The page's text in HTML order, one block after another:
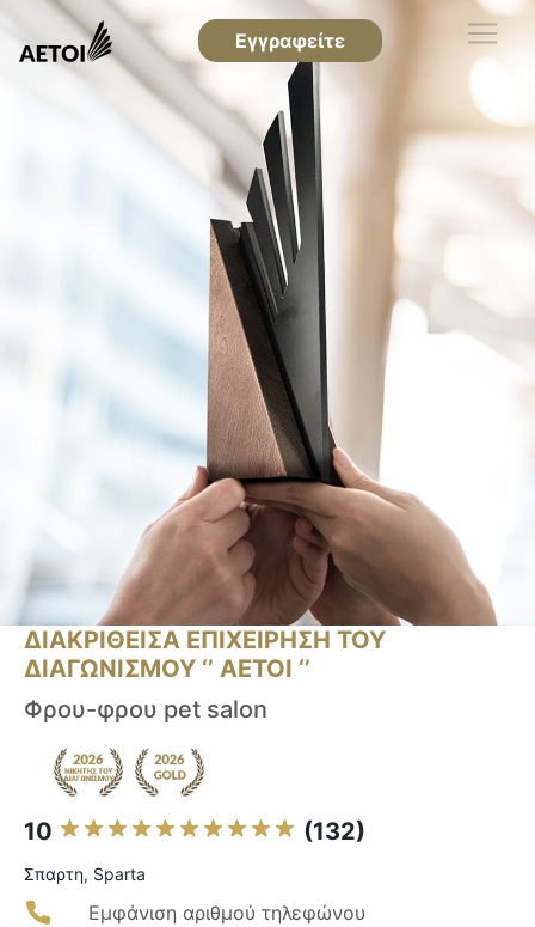
Εγγραφείτε
ΔΙΑΚΡΙΘΕΙΣΑ ΕΠΙΧΕΙΡΗΣΗ ΤΟΥ
ΔΙΑΓΩΝΙΣΜΟΥ ‘’ ΑΕΤΟΙ ‘’
Φρου-φρου pet salon
10 (132)
Σπαρτη, Sparta
Εμφάνιση αριθμού τηλεφώνου